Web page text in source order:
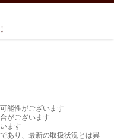
能性がございます
がございます
ます
あり、最新の取扱状況とは異